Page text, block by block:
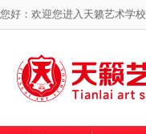
您好：欢迎您进入 天籁艺术学校